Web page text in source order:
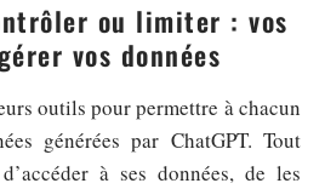
ou limiter : vos
vos données
outils pour permettre à chacun
générées par ChatGPT. Tout
à ses données, de les